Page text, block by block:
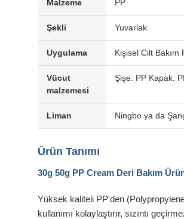
Malzeme PP
Şekli Yuvarlak
Uygulama Kişisel Cilt Bakım
Vücut
malzemesi
Şişe: PP Kapak:
Liman Ningbo ya da
Ürün Tanımı
30g 50g PP Cream Deri Bakım
Yüksek kaliteli PP'den
kullanımı kolaylaştırır, sızıntı